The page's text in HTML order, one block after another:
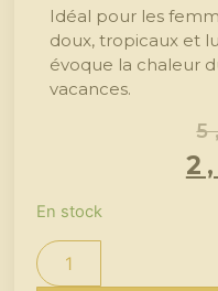
Idéal pour les
doux, tropicaux et
évoque la chaleur
vacances.
En stock